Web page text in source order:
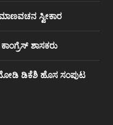
ಸ್ವೀಕಾರ
‌ಶಾಸಕರು
ಡಿಕೆಶಿ ಹೊಸ ಸಂಪುಟ